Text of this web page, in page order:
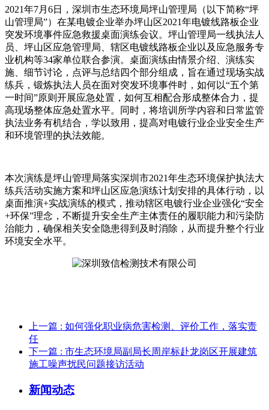
2021年7月6日，深圳市生态环境局坪山管理局（以下简称“坪
山管理局”）在某电镀企业举办坪山区2021年电镀线路板企业
突发环境事件应急救援桌面演练会议。坪山管理局一线执法人
员、坪山区应急管理局、辖区电镀线路板企业以及应急服务专
业机构等34家单位联合参演。桌面演练由情景介绍、演练实
施、细节讨论，点评与总结四个部分组成，旨在通过现场实战
练兵，锻炼执法人员在面对突发环境事件时，如何以“五个第
一时间”原则开展应急处置，如何互相配合形成整体合力，提
高现场整体应急处置水平。同时，将培训所学内容和日常监管
执法业务有机结合，学以致用，提高对电镀行业企业安全生产
和环境管理的执法效能。
本次演练是坪山管理局落实深圳市2021年生态环境保护执法大
练兵活动实施方案和坪山区应急演练计划安排的具体行动，以
桌面推演+实战演练的模式，推动辖区电镀行业企业强化“安全
+环保”理念，不断提升安全生产主体责任的履职能力和污染防
治能力，确保相关安全隐患得到及时消除，从而提升整个行业
环境安全水平。
上一篇 : 如何强化职业病危害检测、评价工作，落实责
任
下一篇 : 市生态环境局副局长周岸标赴龙岗区开展建筑
施工噪声扰民问题接访活动
新闻动态